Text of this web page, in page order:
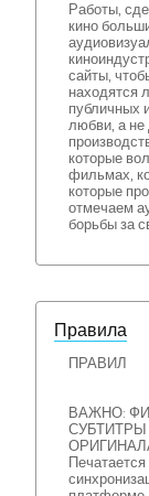
Работы,
кино
сайты,
находятся
публичных
любви, а не
которые
фильмах,
которые
отмечаем
борьбы за
Правила
ПРАВИЛ
ВАЖНО: